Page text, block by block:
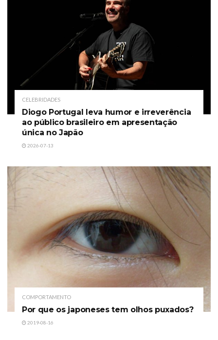
CELEBRIDADES
Diogo Portugal leva humor e irreverência
ao público brasileiro em apresentação
única no Japão
2026-07-13
COMPORTAMENTO
Por que os japoneses tem olhos puxados?
2019-08-16